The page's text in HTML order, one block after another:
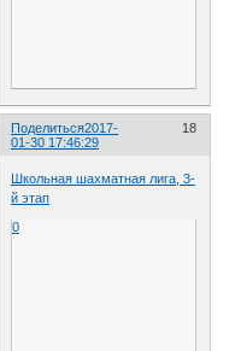
Поделиться 18
2017-
01-30 17:46:29
Школьная шахматная лига, 3-
й этап
0